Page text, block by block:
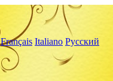
Français Italiano Русский